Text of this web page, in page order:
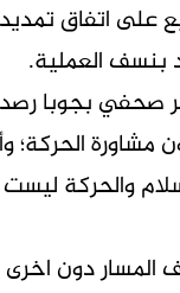
على اتفاق
بنسف العملية.
صحفي بجوبا
الحركة؛
والحركة
دون اخرى